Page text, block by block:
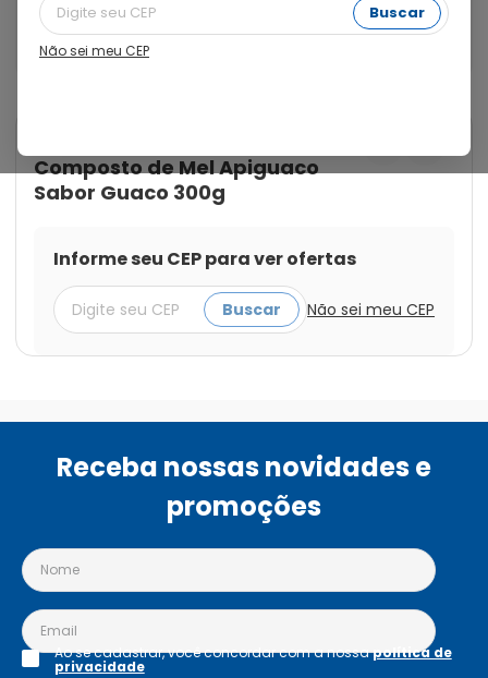
Buscar
Não sei meu CEP
possui atividade antibacteriana e apresenta alguns
compostos que auxiliam no mecanismo da
cicatrização e diversas melhorias para o organismo.
Composto de Mel Apiguaco
Sabor Guaco 300g
Informe seu CEP para ver ofertas
Buscar Não sei meu CEP
Receba nossas novidades e
promoções
Ao se cadastrar, você concordar com a nossapolítica de
privacidade